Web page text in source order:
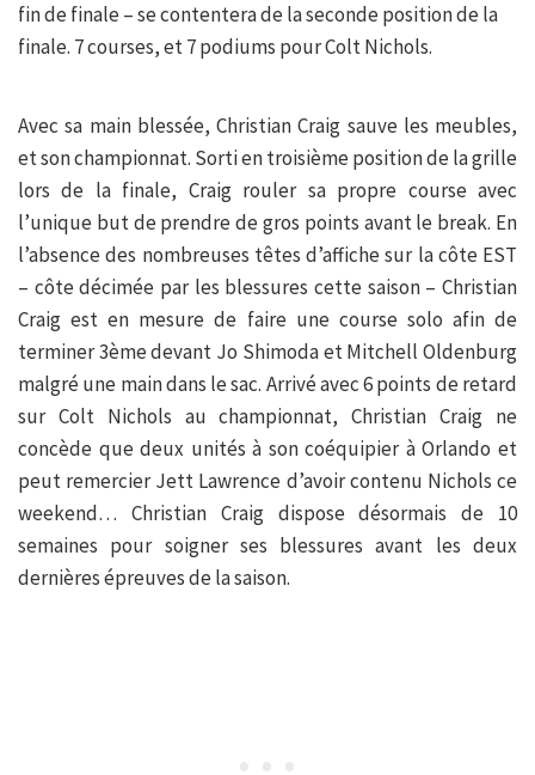
fin de finale – se contentera de la seconde position de la
finale. 7 courses, et 7 podiums pour Colt Nichols.
Avec sa main blessée, Christian Craig sauve les meubles,
et son championnat. Sorti en troisième position de la grille
lors de la finale, Craig rouler sa propre course avec
l’unique but de prendre de gros points avant le break. En
l’absence des nombreuses têtes d’affiche sur la côte EST
– côte décimée par les blessures cette saison – Christian
Craig est en mesure de faire une course solo afin de
terminer 3ème devant Jo Shimoda et Mitchell Oldenburg
malgré une main dans le sac. Arrivé avec 6 points de retard
sur Colt Nichols au championnat, Christian Craig ne
concède que deux unités à son coéquipier à Orlando et
peut remercier Jett Lawrence d’avoir contenu Nichols ce
weekend… Christian Craig dispose désormais de 10
semaines pour soigner ses blessures avant les deux
dernières épreuves de la saison.